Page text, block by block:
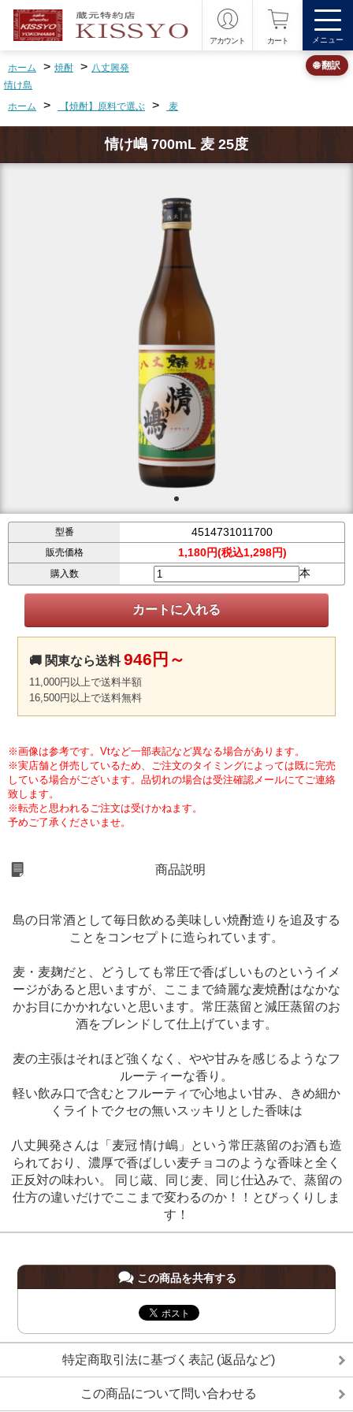
アカウント カート メニュー
ホーム > 焼酎 > 八丈興発
情け島
ホーム
> 【焼酎】原料で選ぶ > 麦
情け嶋 700mL 麦 25度
型番 4514731011700
販売価格 1,180円(税込1,298円)
購入数 本
🚚 関東なら送料946円～
11,000円以上で送料半額
16,500円以上で送料無料
※画像は参考です。Vtなど一部表記など異なる場合があります。
※実店舗と併売しているため、ご注文のタイミングによっては既に完売
している場合がございます。品切れの場合は受注確認メールにてご連絡
致します。
※転売と思われるご注文は受けかねます。
予めご了承くださいませ。
商品説明
島の日常酒として毎日飲める美味しい焼酎造りを追及する
ことをコンセプトに造られています。
麦・麦麹だと、どうしても常圧で香ばしいものというイメ
ージがあると思いますが、ここまで綺麗な麦焼酎はなかな
かお目にかかれないと思います。常圧蒸留と減圧蒸留のお
酒をブレンドして仕上げています。
麦の主張はそれほど強くなく、やや甘みを感じるようなフ
ルーティーな香り。
軽い飲み口で含むとフルーティで心地よい甘み、きめ細か
くライトでクセの無いスッキリとした香味は
八丈興発さんは「麦冠 情け嶋」という常圧蒸留のお酒も造
られており、濃厚で香ばしい麦チョコのような香味と全く
正反対の味わい。 同じ蔵、同じ麦、同じ仕込みで、蒸留の
仕方の違いだけでここまで変わるのか！！とびっくりしま
す！
この商品を共有する
特定商取引法に基づく表記 (返品など)
この商品について問い合わせる
🌐 翻訳